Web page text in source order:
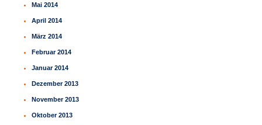
Mai 2014
April 2014
März 2014
Februar 2014
Januar 2014
Dezember 2013
November 2013
Oktober 2013